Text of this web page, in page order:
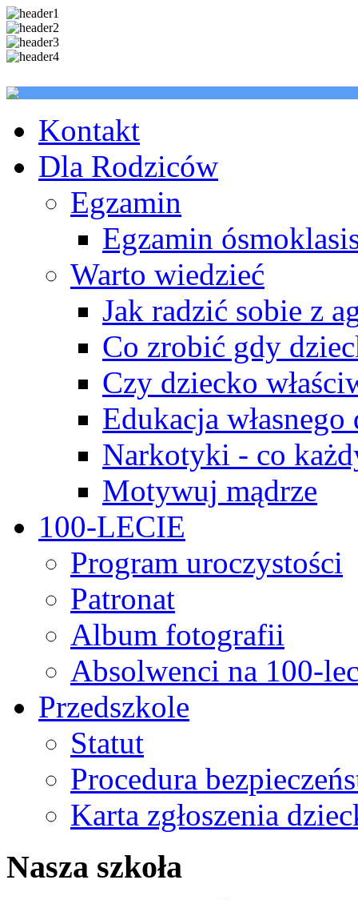
Kontakt
Dla Rodziców
Egzamin
Egzamin
Warto wiedzieć
Jak radzić sobie z
Co zrobić gdy
Czy dziecko
Edukacja własnego
Narkotyki - co
Motywuj mądrze
100-LECIE
Program uroczystości
Patronat
Album fotografii
Absolwenci na 100-
Przedszkole
Statut
Procedura
Karta zgłoszenia
Nasza szkoła